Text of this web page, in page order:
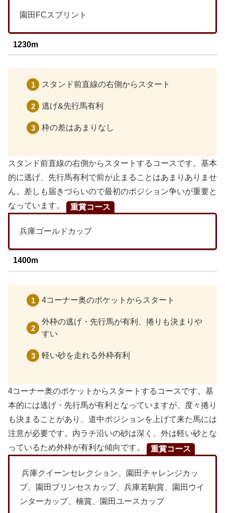
園田FCスプリント
1230m
スタンド前直線の右側からスタート
逃げ&先行馬有利
枠の差はあまりなし
スタンド前直線の右側からスタートするコースです。基本
的に逃げ、先行馬有利で前が止まることはあまりありませ
ん。差しも届きづらいので最初のポジション争いが重要と
なっています。
重賞コース
兵庫ゴールドカップ
1400m
4コーナー奥のポケットからスタート
外枠の逃げ・先行馬が有利、捲りも決まりや
すい
軽い砂を走れる外枠有利
4コーナー奥のポケットからスタートするコースです。基
本的には逃げ・先行馬が有利となっていますが、度々捲り
も決まることがあり、道中ポジションを上げて来た馬には
注意が必要です。内ラチ沿いの砂は深く、外は軽い砂とな
っているため外枠が有利な傾向です。
重賞コース
兵庫クイーンセレクション、園田チャレンジカッ
プ、園田プリンセスカップ、兵庫若駒賞、園田ウイ
ンターカップ、楠賞、園田ユースカップ